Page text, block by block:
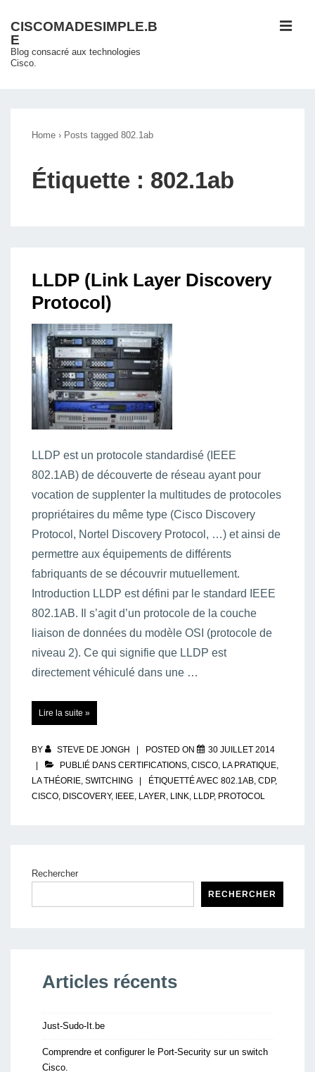
passer
au
contenu
CISCOMADESIMPLE.B
E
Blog consacré aux technologies
Cisco.
Home › Posts tagged 802.1ab
Étiquette : 802.1ab
LLDP (Link Layer Discovery
Protocol)
LLDP est un protocole standardisé (IEEE
802.1AB) de découverte de réseau ayant pour
vocation de supplenter la multitudes de protocoles
propriétaires du même type (Cisco Discovery
Protocol, Nortel Discovery Protocol, …) et ainsi de
permettre aux équipements de différents
fabriquants de se découvrir mutuellement.
Introduction LLDP est défini par le standard IEEE
802.1AB. Il s’agit d’un protocole de la couche
liaison de données du modèle OSI (protocole de
niveau 2). Ce qui signifie que LLDP est
directement véhiculé dans une …
(Link
Lire la suite »
BY STEVE DE JONGH POSTED ON
30 JUILLET 2014
PUBLIÉ DANS CERTIFICATIONS CISCO LA PRATIQUE
LA THÉORIE SWITCHING ÉTIQUETTÉ AVEC 802.1AB CDP,
CISCO DISCOVERY, IEEE LAYER LINK LLDP, PROTOCOL
Rechercher
RECHERCHER
Articles récents
Just-Sudo-It.be
Comprendre et configurer le Port-Security sur un switch
Cisco.